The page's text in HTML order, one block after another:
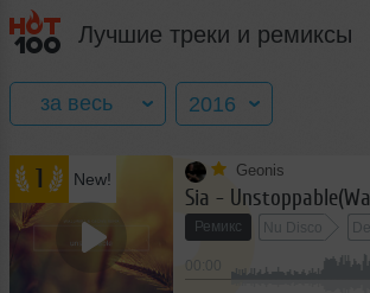
Лучшие треки и ремиксы
за весь
за весь год
январь
2016
2016
2017
1 New! Geonis
Ремикс Nu Disco